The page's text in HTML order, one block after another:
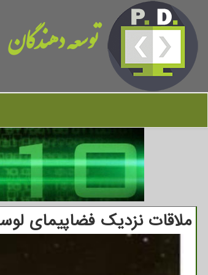
توسعه دهندگان
ملاقات نزدیک فضاپیمای